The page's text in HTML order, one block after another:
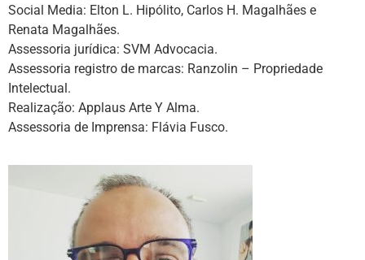
Social Media: Elton L. Hipólito, Carlos H. Magalhães e
Renata Magalhães.
Assessoria jurídica: SVM Advocacia.
Assessoria registro de marcas: Ranzolin – Propriedade
Intelectual.
Realização: Applaus Arte Y Alma.
Assessoria de Imprensa: Flávia Fusco.